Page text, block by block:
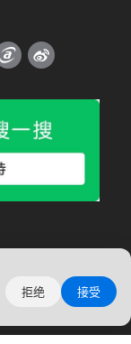
拒绝 接受